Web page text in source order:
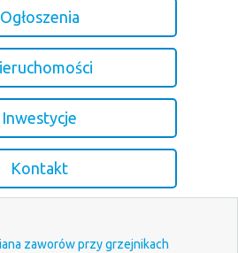
Ogłoszenia
Inwestycje
Kontakt
zaworów przy grzejnikach